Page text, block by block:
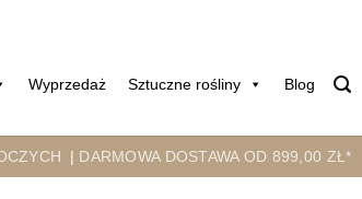
Wyprzedaż Sztuczne rośliny Blog
| DARMOWA DOSTAWA OD 899,00 ZŁ*